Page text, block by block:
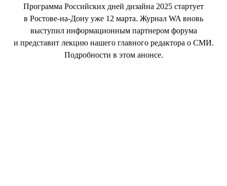
Программа Российских дней дизайна 2025 стартует
в Ростове-на-Дону уже 12 марта. Журнал WA вновь
выступил информационным партнером форума
и представит лекцию нашего главного редактора о СМИ.
Подробности в этом анонсе.